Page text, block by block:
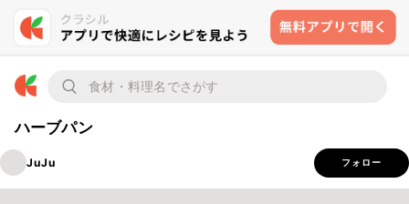
ハーブパン
JuJu フォロー